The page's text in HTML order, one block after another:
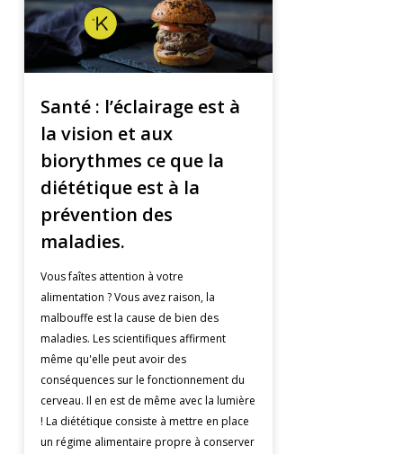
Santé : l’éclairage est à
la vision et aux
biorythmes ce que la
diététique est à la
prévention des
maladies.
Vous faîtes attention à votre
alimentation ? Vous avez raison, la
malbouffe est la cause de bien des
maladies. Les scientifiques affirment
même qu'elle peut avoir des
conséquences sur le fonctionnement du
cerveau. Il en est de même avec la lumière
! La diététique consiste à mettre en place
un régime alimentaire propre à conserver